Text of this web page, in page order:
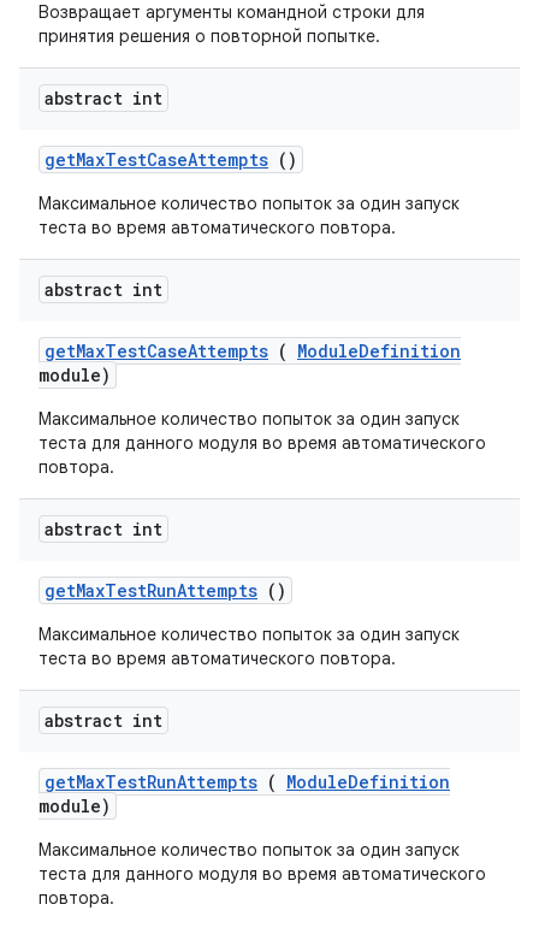
Возвращает аргументы командной строки для
принятия решения о повторной попытке.
abstract int
getMaxTestCaseAttempts ()
Максимальное количество попыток за один запуск
теста во время автоматического повтора.
abstract int
getMaxTestCaseAttempts ( ModuleDefinition
module)
Максимальное количество попыток за один запуск
теста для данного модуля во время автоматического
повтора.
abstract int
getMaxTestRunAttempts ()
Максимальное количество попыток за один запуск
теста во время автоматического повтора.
abstract int
getMaxTestRunAttempts ( ModuleDefinition
module)
Максимальное количество попыток за один запуск
теста для данного модуля во время автоматического
повтора.